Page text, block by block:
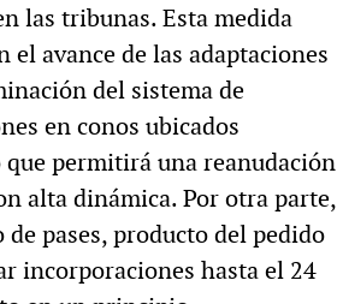
las tribunas. Esta medida
el avance de las adaptaciones
del sistema de
en conos ubicados
permitirá una reanudación
alta dinámica. Por otra parte,
pases, producto del pedido
incorporaciones hasta el 24